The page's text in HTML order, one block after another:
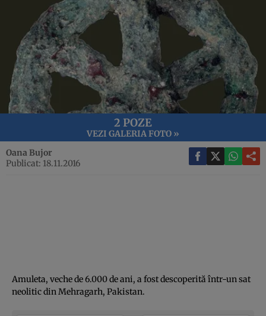
2 POZE
VEZI GALERIA FOTO »
Oana Bujor
Publicat: 18.11.2016
Amuleta, veche de 6.000 de ani, a fost descoperită într-un sat
neolitic din Mehragarh, Pakistan.